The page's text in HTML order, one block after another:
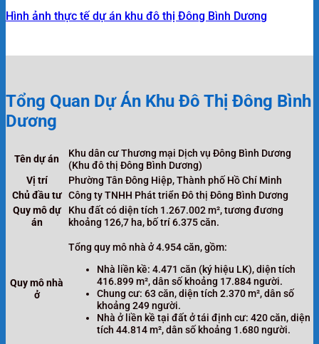
Hình ảnh thực tế dự án khu đô thị Đông Bình Dương
Tổng Quan Dự Án Khu Đô Thị Đông Bình
Dương
Tên dự án
Khu dân cư Thương mại Dịch vụ Đông Bình Dương
(Khu đô thị Đông Bình Dương)
Vị trí
Phường Tân Đông Hiệp, Thành phố Hồ Chí Minh
Chủ đầu tư Công ty TNHH Phát triển Đô thị Đông Bình Dương
Quy mô dự
án
Khu đất có diện tích 1.267.002 m², tương đương
khoảng 126,7 ha, bố trí 6.375 căn.
Quy mô nhà
ở
Tổng quy mô nhà ở 4.954 căn, gồm:
Nhà liền kề: 4.471 căn (ký hiệu LK), diện tích
416.899 m², dân số khoảng 17.884 người.
Chung cư: 63 căn, diện tích 2.370 m², dân số
khoảng 249 người.
Nhà ở liền kề tại đất ở tái định cư: 420 căn, diện
tích 44.814 m², dân số khoảng 1.680 người.